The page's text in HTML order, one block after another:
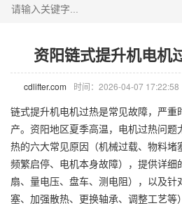
资阳链式提升机电机
cdlifter.com 时间：2026-04-07 17:22:58
链式提升机电机过热是常见故障，严
产。资阳地区夏季高温，电机过热问
热的六大常见原因（机械过载、物料堵
频繁启停、电机本身故障），提供详
扇、量电压、盘车、测电阻），以及
塞、加强散热、更换轴承、调整工艺等